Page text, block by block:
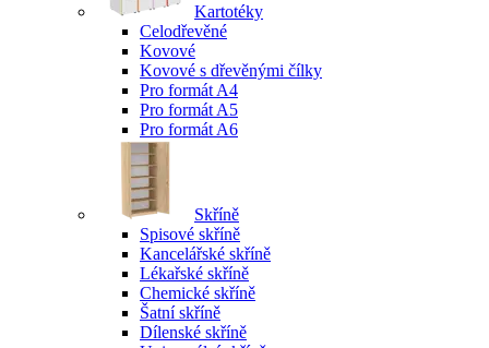
Kartotéky
Celodřevěné
Kovové
Kovové s dřevěnými čílky
Pro formát A4
Pro formát A5
Pro formát A6
Skříně
Spisové skříně
Kancelářské skříně
Lékařské skříně
Chemické skříně
Šatní skříně
Dílenské skříně